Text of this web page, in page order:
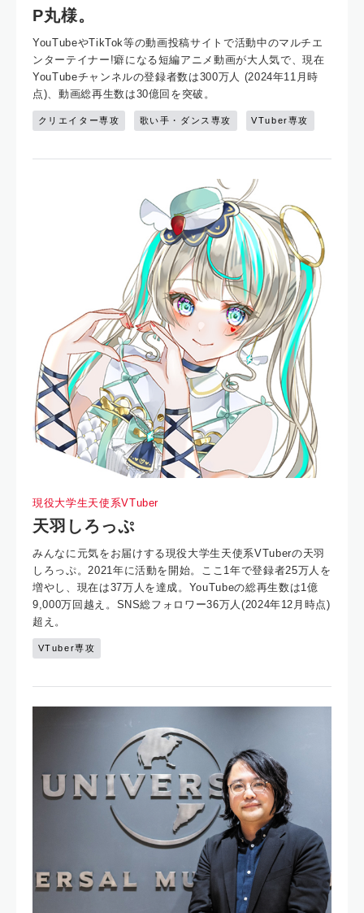
P丸様。
YouTubeやTikTok等の動画投稿サイトで活動中のマルチエ
ンターテイナー!癖になる短編アニメ動画が大人気で、現在
YouTubeチャンネルの登録者数は300万人 (2024年11月時
点)、動画総再生数は30億回を突破。
クリエイター専攻 歌い手・ダンス専攻 VTuber専攻
現役大学生天使系VTuber
天羽しろっぷ
みんなに元気をお届けする現役大学生天使系VTuberの天羽
しろっぷ。2021年に活動を開始。ここ1年で登録者25万人を
増やし、現在は37万人を達成。YouTubeの総再生数は1億
9,000万回越え。SNS総フォロワー36万人(2024年12月時点)
超え。
VTuber専攻